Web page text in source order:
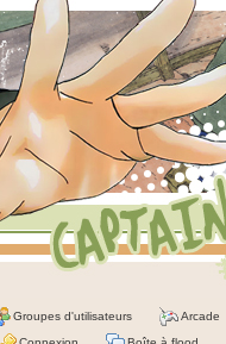
Groupes d'utilisateurs Arcade